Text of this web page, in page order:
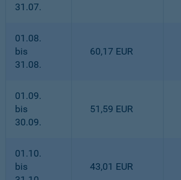
31.07.
01.08.
bis
31.08.
60,17 EUR
01.09.
bis
30.09.
51,59 EUR
01.10.
bis
43,01 EUR